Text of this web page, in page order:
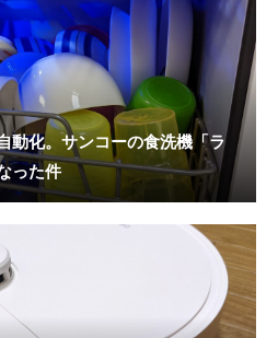
動化。サンコーの食洗機「ラ
った件